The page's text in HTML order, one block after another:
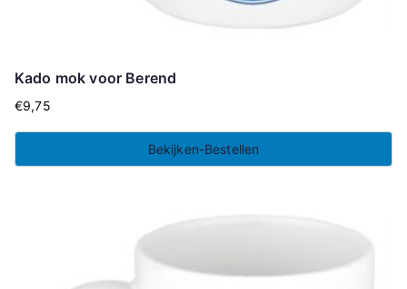
Kado mok voor Berend
€9,75
Bekijken-Bestellen